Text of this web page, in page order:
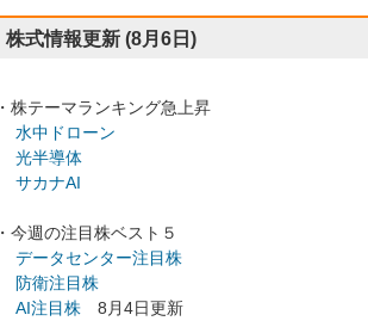
株式情報更新 (8月6日)
・株テーマランキング急上昇
水中ドローン
光半導体
サカナAI
・今週の注目株ベスト５
データセンター注目株
防衛注目株
AI注目株 8月4日更新